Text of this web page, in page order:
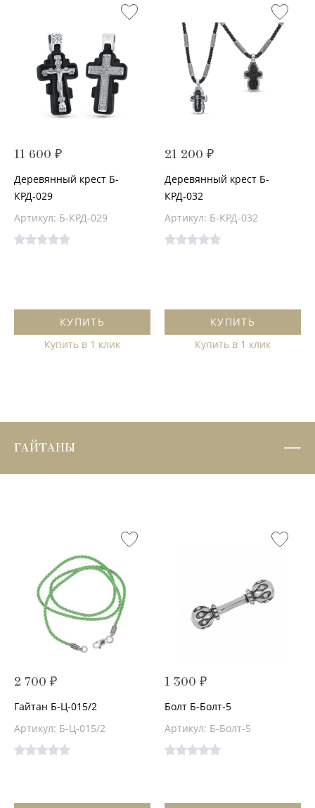
11 600 ₽
Деревянный крест Б-
КРД-029
Артикул: Б-КРД-029
КУПИТЬ
Купить в 1 клик
21 200 ₽
Деревянный крест Б-
КРД-032
Артикул: Б-КРД-032
КУПИТЬ
Купить в 1 клик
ГАЙТАНЫ
2 700 ₽
Гайтан Б-Ц-015/2
Артикул: Б-Ц-015/2
1 300 ₽
Болт Б-Болт-5
Артикул: Б-Болт-5